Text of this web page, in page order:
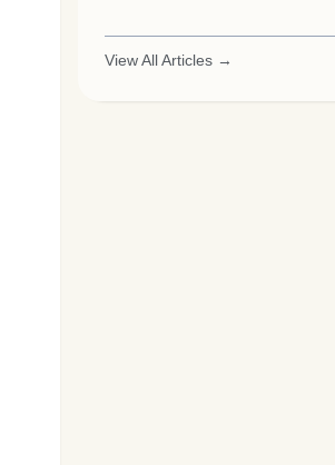
View All Articles →